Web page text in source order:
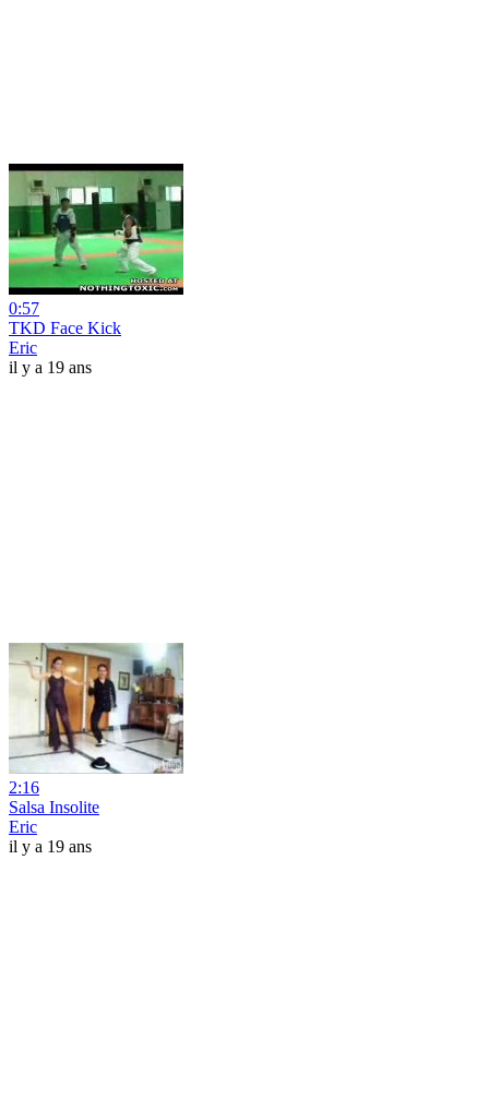
0:57
TKD Face Kick
Eric
il y a 19 ans
2:16
Salsa Insolite
Eric
il y a 19 ans